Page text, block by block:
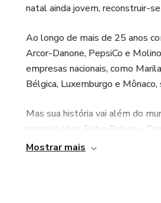
natal ainda jovem, reconstruir-
Ao longo de mais de 25 anos
Arcor-Danone, PepsiCo e
empresas nacionais, como
Bélgica, Luxemburgo e
Mas sua história vai além do
primeira obra, Entre Ruínas e
Nicola abre o coração e
Mostrar mais